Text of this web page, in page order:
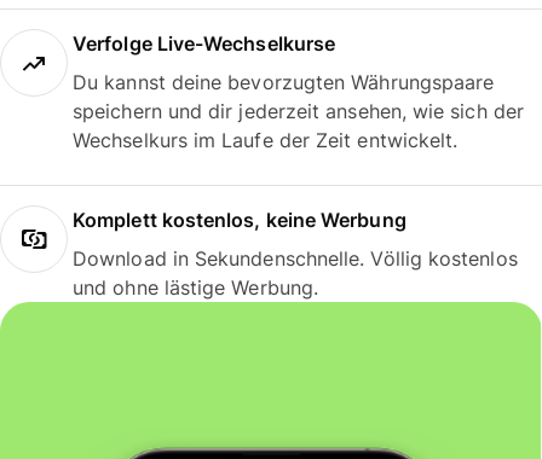
Verfolge Live-Wechselkurse
Du kannst deine bevorzugten Währungspaare
speichern und dir jederzeit ansehen, wie sich der
Wechselkurs im Laufe der Zeit entwickelt.
Komplett kostenlos, keine Werbung
Download in Sekundenschnelle. Völlig kostenlos
und ohne lästige Werbung.